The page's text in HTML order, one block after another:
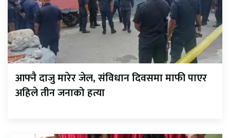
आफ्नै दाजु मारेर जेल, संविधान दिवसमा माफी पाएर
अहिले तीन जनाको हत्या